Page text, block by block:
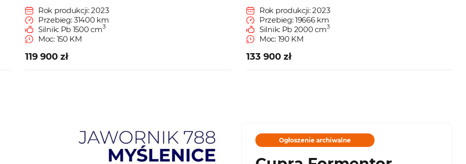
Rok produkcji: 2023
Przebieg: 31400 km
Silnik: Pb 1500 cm3
Moc: 150 KM
119 900 zł
Rok produkcji: 2023
Przebieg: 19666 km
Silnik: Pb 2000 cm3
Moc: 190 KM
133 900 zł
Ogłoszenie archiwalne